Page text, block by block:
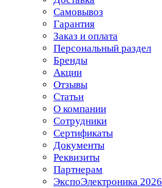
Самовывоз
Гарантия
Заказ и оплата
Персональный раздел
Бренды
Акции
Отзывы
Статьи
О компании
Сотрудники
Сертификаты
Документы
Реквизиты
Партнерам
ЭкспоЭлектроника 2026